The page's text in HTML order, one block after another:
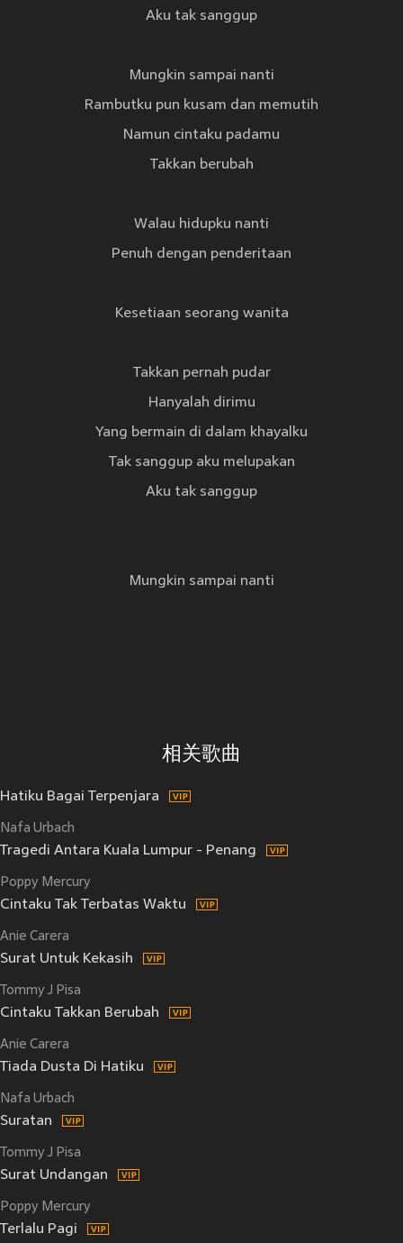
Aku tak sanggup
Mungkin sampai nanti
Rambutku pun kusam dan memutih
Namun cintaku padamu
Takkan berubah
Walau hidupku nanti
Penuh dengan penderitaan
Kesetiaan seorang wanita
Takkan pernah pudar
Hanyalah dirimu
Yang bermain di dalam khayalku
Tak sanggup aku melupakan
Aku tak sanggup
Mungkin sampai nanti
相关歌曲
Hatiku Bagai Terpenjara
Nafa Urbach
Tragedi Antara Kuala Lumpur - Penang
Poppy Mercury
Cintaku Tak Terbatas Waktu
Anie Carera
Surat Untuk Kekasih
Tommy J Pisa
Cintaku Takkan Berubah
Anie Carera
Tiada Dusta Di Hatiku
Nafa Urbach
Suratan
Tommy J Pisa
Surat Undangan
Poppy Mercury
Terlalu Pagi